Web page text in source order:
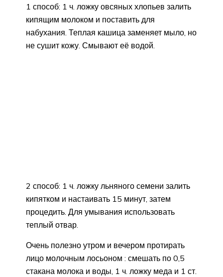
1 способ: 1 ч. ложку овсяных хлопьев залить
кипящим молоком и поставить для
набухания. Теплая кашица заменяет мыло, но
не сушит кожу. Смывают её водой.
2 способ: 1 ч. ложку льняного семени залить
кипятком и настаивать 15 минут, затем
процедить. Для умывания использовать
теплый отвар.
Очень полезно утром и вечером протирать
лицо молочным лосьоном : смешать по 0,5
стакана молока и воды, 1 ч. ложку меда и 1 ст.